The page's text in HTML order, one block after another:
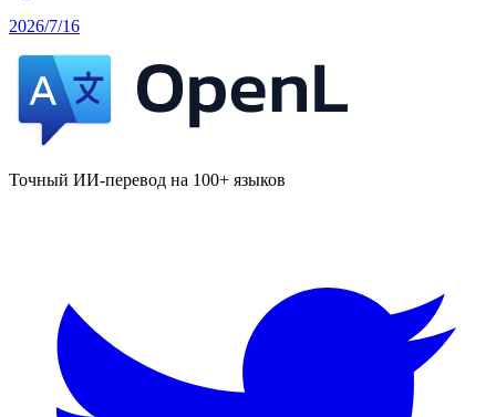
2026/7/16
Точный ИИ-перевод на 100+ языков